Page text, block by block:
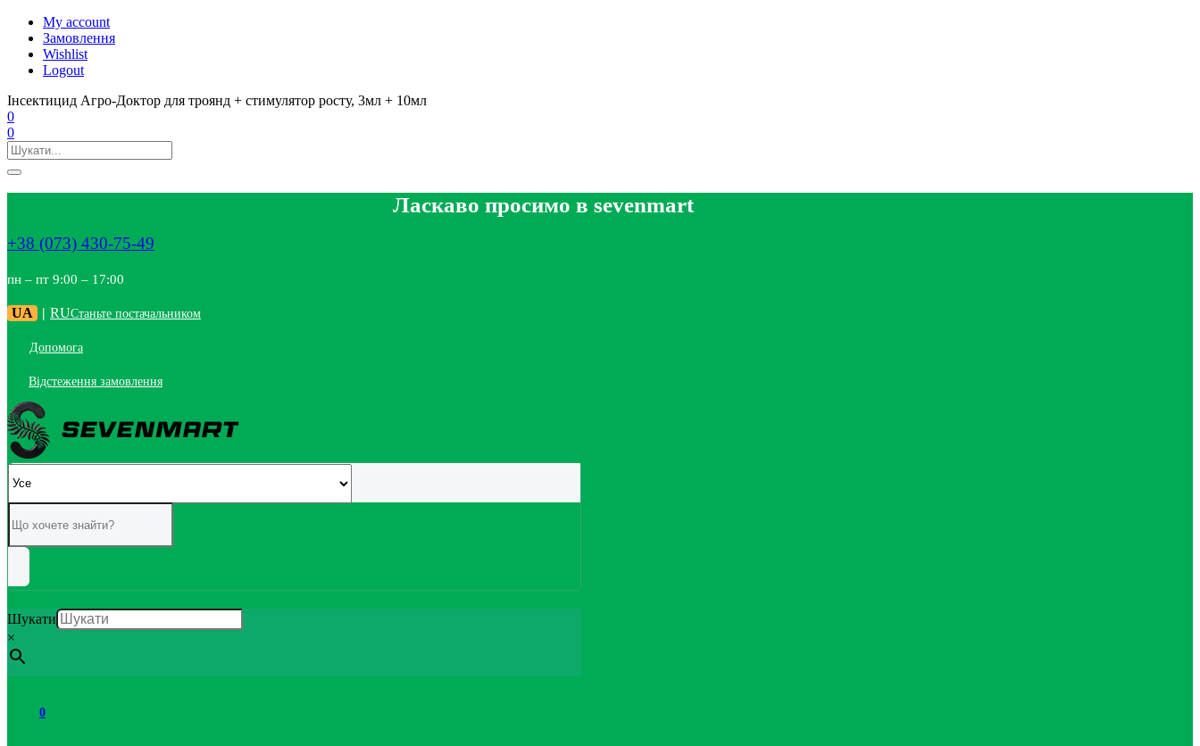
My account
Замовлення
Wishlist
Logout
Інсектицид Агро-Доктор для троянд + стимулятор росту, 3мл + 10мл
0
0
Ласкаво просимо в sevenmart
+38 (073) 430-75-49
пн – пт 9:00 – 17:00
UA | RUСтаньте постачальником
Допомога
Відстеження замовлення
Шукати
×
0